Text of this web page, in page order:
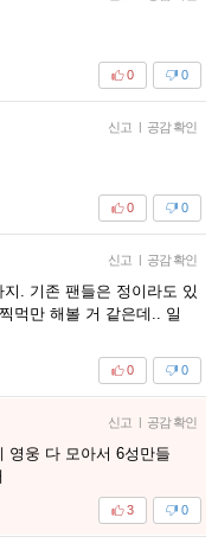
0
0
신고 | 공감 확인
0
0
신고 | 공감 확인
. 기존 팬들은 정이라도 있
먹만 해볼 거 같은데.. 일
0
0
신고 | 공감 확인
영웅 다 모아서 6성만들
0
3